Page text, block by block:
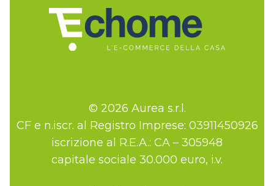
© 2026 Aurea s.r.l.
CF e n.iscr. al Registro Imprese: 03911450926
iscrizione al R.E.A.: CA – 305948
capitale sociale 30.000 euro, i.v.